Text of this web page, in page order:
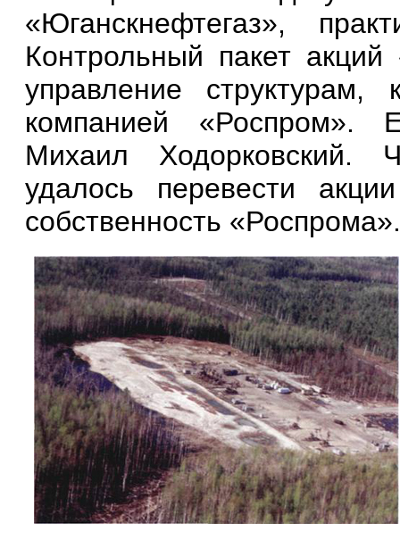
«Юганскнефтегаз»,
Контрольный пакет
управление
компанией «Роспром».
Михаил Ходорковский.
удалось перевести
собственность «Роспрома».